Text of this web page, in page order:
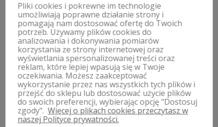
polityce prywatności
Obserwuj nas na
ZWROTY, WYMIANY | REGULAMIN
MOJE KONTO
Pliki cookies i pokrewne im technologie
umożliwiają poprawne działanie strony i
pomagają nam dostosować ofertę do Twoich
potrzeb. Używamy plików cookies do
analizowania i dokonywania pomiarów
korzystania ze strony internetowej oraz
wyświetlania spersonalizowanej treści oraz
reklam, które lepiej wpasują się w Twoje
oczekiwania. Możesz zaakceptować
wykorzystanie przez nas wszystkich tych plików i
przejść do sklepu lub dostosować użycie plików
do swoich preferencji, wybierając opcję "Dostosuj
zgody". Więcej o plikach cookies przeczytasz w
naszej Polityce prywatności.